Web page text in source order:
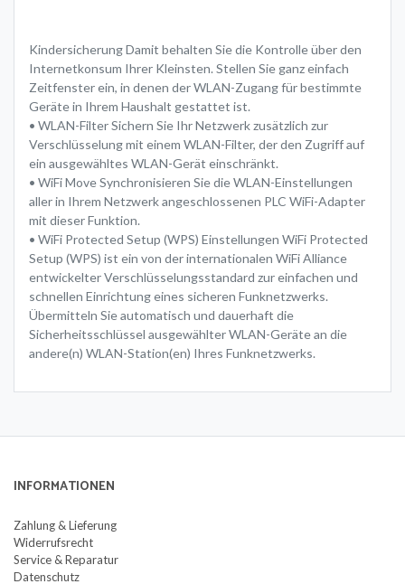
Kindersicherung Damit behalten Sie die Kontrolle über den
Internetkonsum Ihrer Kleinsten. Stellen Sie ganz einfach
Zeitfenster ein, in denen der WLAN-Zugang für bestimmte
Geräte in Ihrem Haushalt gestattet ist.
• WLAN-Filter Sichern Sie Ihr Netzwerk zusätzlich zur
Verschlüsselung mit einem WLAN-Filter, der den Zugriff auf
ein ausgewähltes WLAN-Gerät einschränkt.
• WiFi Move Synchronisieren Sie die WLAN-Einstellungen
aller in Ihrem Netzwerk angeschlossenen PLC WiFi-Adapter
mit dieser Funktion.
• WiFi Protected Setup (WPS) Einstellungen WiFi Protected
Setup (WPS) ist ein von der internationalen WiFi Alliance
entwickelter Verschlüsselungsstandard zur einfachen und
schnellen Einrichtung eines sicheren Funknetzwerks.
Übermitteln Sie automatisch und dauerhaft die
Sicherheitsschlüssel ausgewählter WLAN-Geräte an die
andere(n) WLAN-Station(en) Ihres Funknetzwerks.
INFORMATIONEN
Zahlung & Lieferung
Widerrufsrecht
Service & Reparatur
Datenschutz